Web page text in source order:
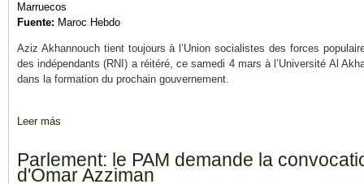
Marruecos
Fuente: Maroc Hebdo
Aziz Akhannouch tient toujours à l’Union socialistes des forces
des indépendants (RNI) a réitéré, ce samedi 4 mars à l’Université Al
dans la formation du prochain gouvernement.
Leer más
Parlement: le PAM demande la
d'Omar Azziman